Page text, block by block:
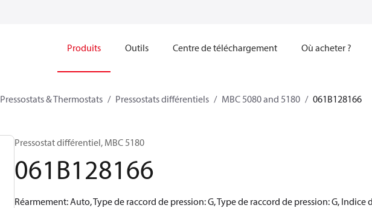
Produits Outils Centre de téléchargement Où acheter ?
Pressostats & Thermostats Pressostats différentiels MBC 5080 and 5180 061B128166
Pressostat différentiel, MBC 5180
061B128166
Réarmement: Auto, Type de raccord de pression: G, Type de raccord de pression: G,